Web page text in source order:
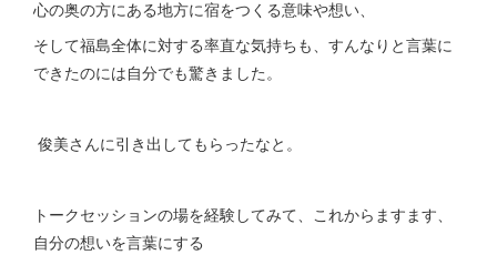
心の奥の方にある地方に宿をつくる意味や想い、
そして福島全体に対する率直な気持ちも、すんなりと言葉に
できたのには自分でも驚きました。
俊美さんに引き出してもらったなと。
トークセッションの場を経験してみて、これからますます、
自分の想いを言葉にする